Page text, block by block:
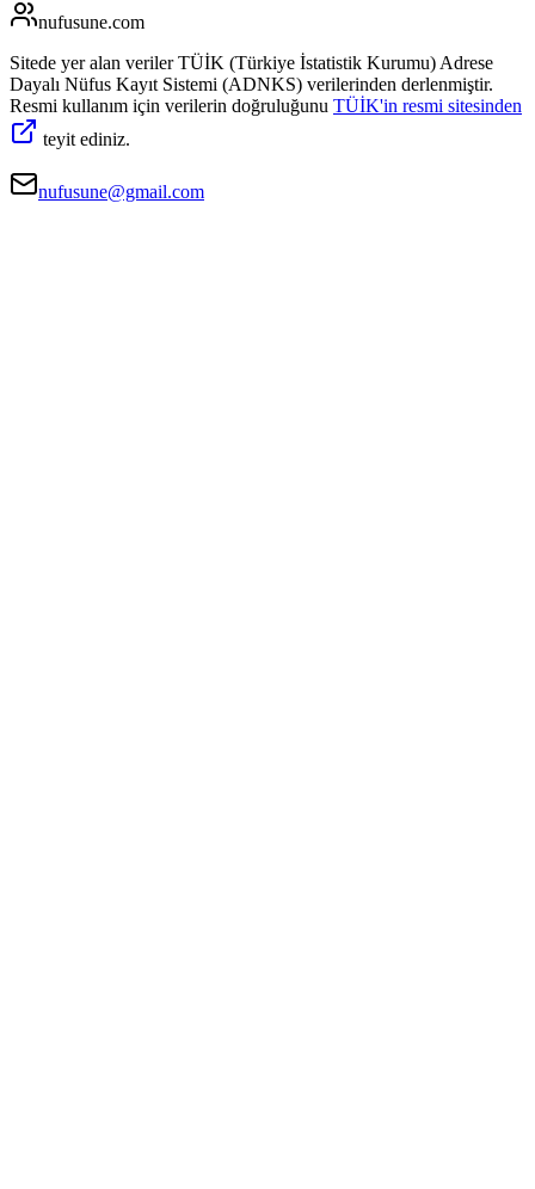
nufusune.com
Sitede yer alan veriler TÜİK (Türkiye İstatistik Kurumu) Adrese
Dayalı Nüfus Kayıt Sistemi (ADNKS) verilerinden derlenmiştir.
Resmi kullanım için verilerin doğruluğunu TÜİK'in resmi sitesinden
teyit ediniz.
nufusune@gmail.com